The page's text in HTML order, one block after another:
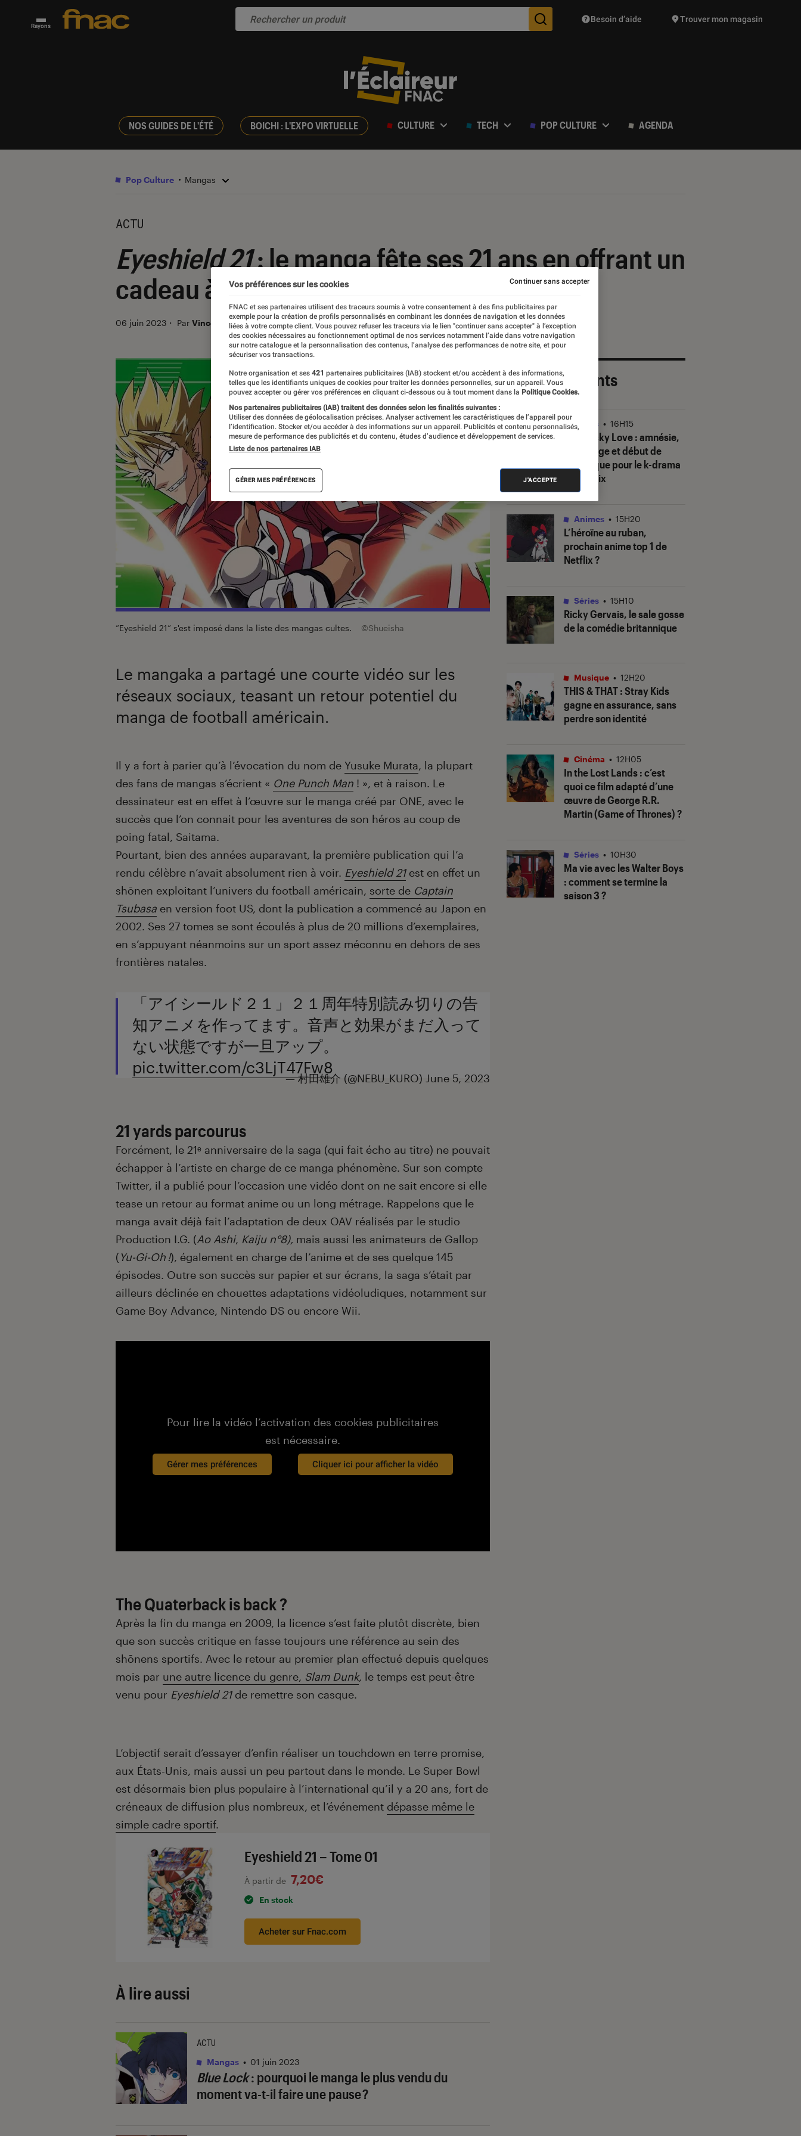
Rayons Des suggestions de produits vont vous être proposées
Besoin d’aide Trouver mon magasin
NOS GUIDES DE L'ÉTÉ BOICHI : L'EXPO VIRTUELLE CULTURE TECH POP CULTURE AGENDA
Pop Culture Mangas
ACTU
Eyeshield 21: le manga fête ses 21 ans en offrant un
cadeau à ses fans
06 juin 2023 ・ Par Vincent Oms
”Eyeshield 21” s'est imposé dans la liste des mangas cultes. ©Shueisha
Le mangaka a partagé une courte vidéo sur les
réseaux sociaux, teasant un retour potentiel du
manga de football américain.
Introduction
Il y a fort à parier qu’à l’évocation du nom de Yusuke Murata, la plupart
des fans de mangas s’écrient « One Punch Man ! », et à raison. Le
dessinateur est en effet à l’œuvre sur le manga créé par ONE, avec le
succès que l’on connait pour les aventures de son héros au coup de
poing fatal, Saitama.
Pourtant, bien des années auparavant, la première publication qui l’a
rendu célèbre n’avait absolument rien à voir. Eyeshield 21est en effet un
shōnen exploitant l’univers du football américain, sorte de Captain
Tsubasa en version foot US, dont la publication a commencé au Japon en
2002. Ses 27 tomes se sont écoulés à plus de 20 millions d’exemplaires,
en s’appuyant néanmoins sur un sport assez méconnu en dehors de ses
frontières natales.
「アイシールド２１」２１周年特別読み切りの告
知アニメを作ってます。音声と効果がまだ入って
ない状態ですが一旦アップ。
pic.twitter.com/c3LjT47Fw8
— 村田雄介 (@NEBU_KURO) June 5, 2023
21 yards parcourus
Forcément, le 21ᵉ anniversaire de la saga (qui fait écho au titre) ne pouvait
échapper à l’artiste en charge de ce manga phénomène. Sur son compte
Twitter, il a publié pour l’occasion une vidéo dont on ne sait encore si elle
tease un retour au format anime ou un long métrage. Rappelons que le
manga avait déjà fait l’adaptation de deux OAV réalisés par le studio
Production I.G. (Ao Ashi, Kaiju n°8), mais aussi les animateurs de Gallop
( Yu-Gi-Oh !), également en charge de l’anime et de ses quelque 145
épisodes. Outre son succès sur papier et sur écrans, la saga s’était par
ailleurs déclinée en chouettes adaptations vidéoludiques, notamment sur
Game Boy Advance, Nintendo DS ou encore Wii.
Pour lire la vidéo l’activation des cookies publicitaires
est nécessaire.
Gérer mes préférences Cliquer ici pour afficher la vidéo
The Quaterback is back ?
Après la fin du manga en 2009, la licence s’est faite plutôt discrète, bien
que son succès critique en fasse toujours une référence au sein des
shōnens sportifs. Avec le retour au premier plan effectué depuis quelques
mois par une autre licence du genre, Slam Dunk, le temps est peut-être
venu pour Eyeshield 21de remettre son casque.
L’objectif serait d’essayer d’enfin réaliser un touchdown en terre promise,
aux États-Unis, mais aussi un peu partout dans le monde. Le Super Bowl
est désormais bien plus populaire à l’international qu’il y a 20 ans, fort de
créneaux de diffusion plus nombreux, et l’événement dépasse même le
simple cadre sportif.
Eyeshield 21 – Tome 01
À partir de 7,20€
En stock
Acheter sur Fnac.com
À lire aussi
Blue Lock: pourquoi le manga le plus vendu du
moment va-t-il faire une pause ?
ACTU
Mangas • 01 juin 2023
Les plus récents
Our Sticky Love: amnésie,
mensonge et début de
polémique pour le k-drama
de Netflix
Séries • 16H15
L’héroïne au ruban,
prochain anime top 1 de
Netflix ?
Animes • 15H20
Ricky Gervais, le sale gosse
de la comédie britannique
Séries • 15H10
THIS & THAT: Stray Kids
gagne en assurance, sans
perdre son identité
Musique • 12H20
In the Lost Lands: c’est
quoi ce film adapté d’une
œuvre de George R.R.
Martin (Game of Thrones) ?
Cinéma • 12H05
Ma vie avec les Walter Boys
: comment se termine la
saison 3 ?
Séries • 10H30
Vos préférences sur les cookies
FNAC et ses partenaires utilisent des traceurs soumis à votre consentement à des fins publicitaires par
exemple pour la création de profils personnalisés en combinant les données de navigation et les données
liées à votre compte client. Vous pouvez refuser les traceurs via le lien "continuer sans accepter" à l’exception
des cookies nécessaires au fonctionnement optimal de nos services notamment l’aide dans votre navigation
sur notre catalogue et la personnalisation des contenus, l’analyse des performances de notre site, et pour
sécuriser vos transactions.
Notre organisation et ses 421 partenaires publicitaires (IAB) stockent et/ou accèdent à des informations,
telles que les identifiants uniques de cookies pour traiter les données personnelles, sur un appareil. Vous
pouvez accepter ou gérer vos préférences en cliquant ci-dessous ou à tout moment dans la Politique Cookies.
Nos partenaires publicitaires (IAB) traitent des données selon les finalités suivantes :
Utiliser des données de géolocalisation précises. Analyser activement les caractéristiques de l’appareil pour
l’identification. Stocker et/ou accéder à des informations sur un appareil. Publicités et contenu personnalisés,
mesure de performance des publicités et du contenu, études d’audience et développement de services.
Liste de nos partenaires IAB
GÉRER MES PRÉFÉRENCES J'ACCEPTE
Continuer sans accepter